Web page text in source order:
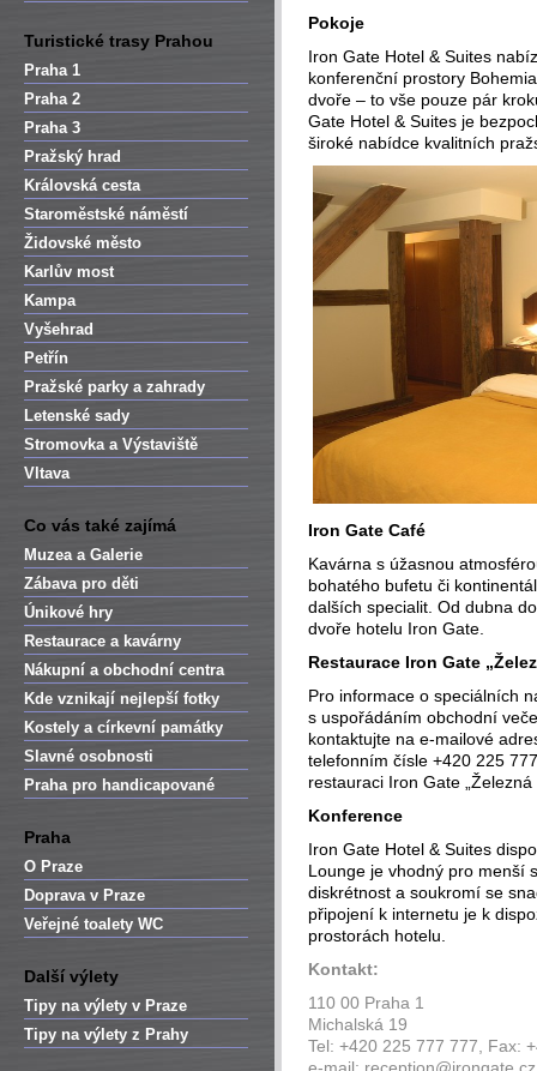
Turistické trasy Prahou
Praha 1
Praha 2
Praha 3
Pražský hrad
Královská cesta
Staroměstské náměstí
Židovské město
Karlův most
Kampa
Vyšehrad
Petřín
Pražské parky a zahrady
Letenské sady
Stromovka a Výstaviště
Vltava
Co vás také zajímá
Muzea a Galerie
Zábava pro děti
Únikové hry
Restaurace a kavárny
Nákupní a obchodní centra
Kde vznikají nejlepší fotky
Kostely a církevní památky
Slavné osobnosti
Praha pro handicapované
Praha
O Praze
Doprava v Praze
Veřejné toalety WC
Další výlety
Tipy na výlety v Praze
Tipy na výlety z Prahy
Pokoje
Iron Gate Hotel & Suites
konferenční prostory
dvoře – to vše pouze pár
Gate Hotel & Suites je
široké nabídce kvalitních
Iron Gate Café
Kavárna s úžasnou
bohatého bufetu či
dalších specialit. Od dubna
dvoře hotelu Iron Gate.
Restaurace Iron Gate
Pro informace o speciálních
s uspořádáním obchodní
kontaktujte na e-mailové
telefonním čísle +420 225
restauraci Iron Gate
Konference
Iron Gate Hotel & Suites
Lounge je vhodný pro menší
diskrétnost a soukromí se
připojení k internetu je k
prostorách hotelu.
Kontakt:
110 00 Praha 1
Michalská 19
Tel: +420 225 777 777, Fax: